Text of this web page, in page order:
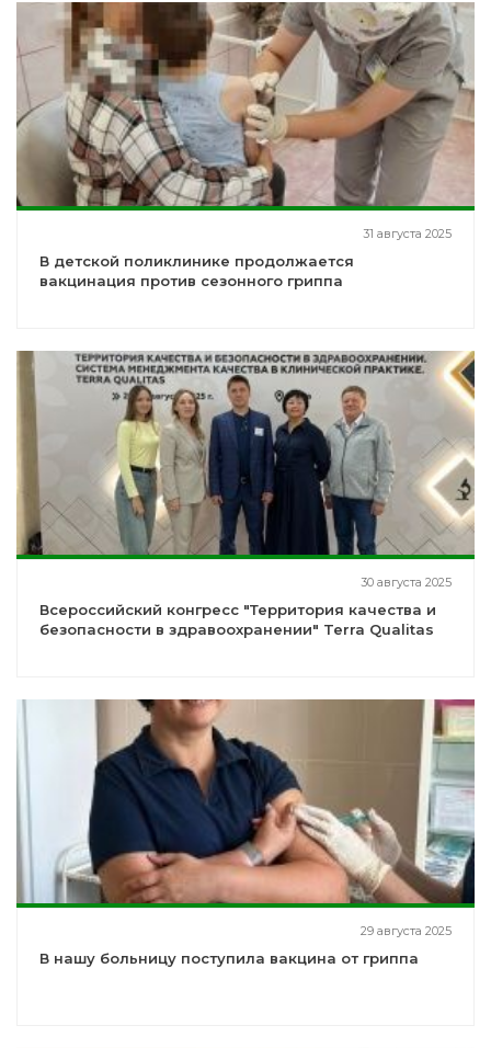
31 августа 2025
В детской поликлинике продолжается
вакцинация против сезонного гриппа
30 августа 2025
Всероссийский конгресс "Территория качества и
безопасности в здравоохранении" Terra Qualitas
29 августа 2025
В нашу больницу поступила вакцина от гриппа